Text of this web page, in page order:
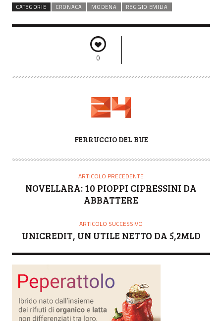
CATEGORIE CRONACA MODENA REGGIO EMILIA
0
T
FERRUCCIO DEL BUE
ARTICOLO PRECEDENTE
NOVELLARA: 10 PIOPPI CIPRESSINI DA
ABBATTERE
ARTICOLO SUCCESSIVO
UNICREDIT, UN UTILE NETTO DA 5,2MLD